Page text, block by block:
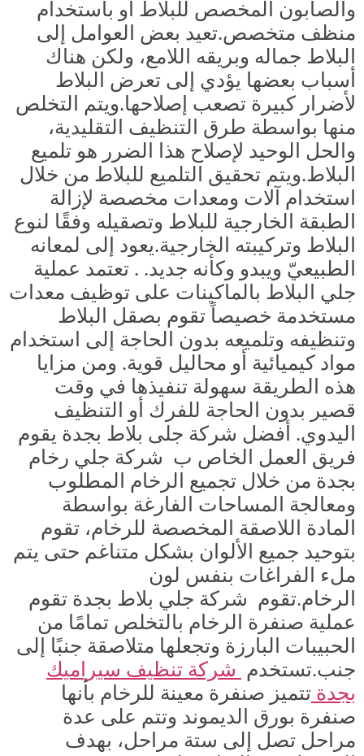
والصابون المخصص للبلاط أو باستخدام
منظف متخصص.تعيد بعض العوامل إلى
البلاط جماله وبريقه اللامع، ولكن هناك
أسباب بعضها يؤدي إلى تعرض البلاط
لأضرار كبيرة تصعب إصلاحها.ويتم التخلص
منها بواسطة طرق التنظيف التقليدية،
والحل الوحيد لإصلاح هذا الضرر هو تلميع
البلاط.ويتم تحقيق التلميع للبلاط من خلال
استخدام آلات ومعدات مخصصة لإزالة
الطبقة الخارجية للبلاط وتصقيله وفقًا لنوع
البلاط وتركيبته الخارجية.يعود إلى لمعانه
الطبيعيّ ويبدو وكأنه جديد. . تعتمد عملية
جلي البلاط بالماكينات على توظيف معدات
مستخدمة خصيصاً تقوم بصقل البلاط
وتنظيفه وتلميعه بدون الحاجة إلى استخدام
مواد كيميائية أو محاليل قوية. ومن مزايا
هذه الطريقة سهولة تنفيذها في وقت
قصير بدون الحاجة للفرك أو التنظيف
اليدوي. أفضل شركة جلى بلاط بجدة يقوم
فريق العمل الخاص ب شركة جلي رخام
بجدة من خلال تجميع الرخام المطلوب
ومعالجة المساحات الفارغة بواسطة
المادة اللاصقة المخصصة للرخام، تقوم
بتوحيد جميع الألوان بشكل متناغم حتى يتم
ملء الفراغات بنفس لون
الرخام.تقوم شركة جلي بلاط بجدة تقوم
عملية صنفرة الرخام بالتخلص تمامًا من
الحبيبات البارزة وتجعلها متلاصقة جنبًا إلى
جنب.تستخدم شركة تنظيف سيراميك
بجدة تتميز صنفرة معينة للرخام بأنها
صنفرة بورق الديموند وتتم على عدة
مراحل تصل إلى ستة مراحل، بهدف